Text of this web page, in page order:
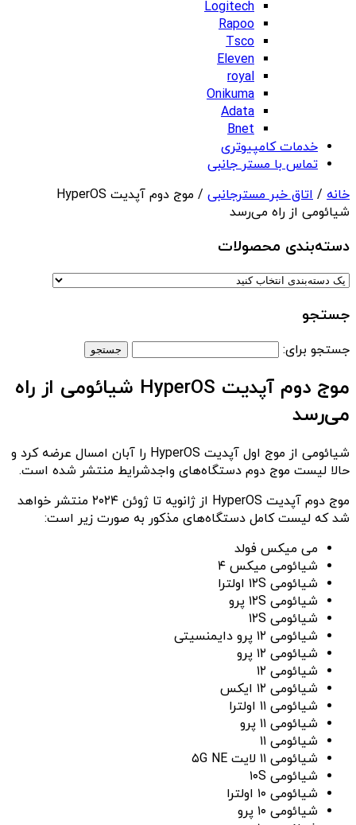
Logitech
Rapoo
Tsco
Eleven
royal
Onikuma
Adata
Bnet
خدمات کامپیوتری
تماس با مستر جانبی
خانه / اتاق خبر مسترجانبی
/ موج دوم آپدیت HyperOS
شیائومی از راه می‌رسد
دسته‌بندی‌ محصولات
جستجو
جستجو برای:
موج دوم آپدیت HyperOS شیائومی از راه
می‌رسد
شیائومی از موج اول آپدیت HyperOS را آبان‌ امسال عرضه کرد و
حالا لیست موج دوم دستگاه‌های واجدشرایط منتشر شده است.
موج دوم آپدیت HyperOS از ژانویه تا ژوئن ۲۰۲۴ منتشر خواهد
شد که لیست کامل دستگاه‌های مذکور به صورت زیر است:
می میکس فولد
شیائومی میکس ۴
شیائومی ۱۲S اولترا
شیائومی ۱۲S پرو
شیائومی ۱۲S
شیائومی ۱۲ پرو دایمنسیتی
شیائومی ۱۲ پرو
شیائومی ۱۲
شیائومی ۱۲ ایکس
شیائومی ۱۱ اولترا
شیائومی ۱۱ پرو
شیائومی ۱۱
شیائومی ۱۱ لایت ۵G NE
شیائومی ۱۰S
شیائومی ۱۰ اولترا
شیائومی ۱۰ پرو